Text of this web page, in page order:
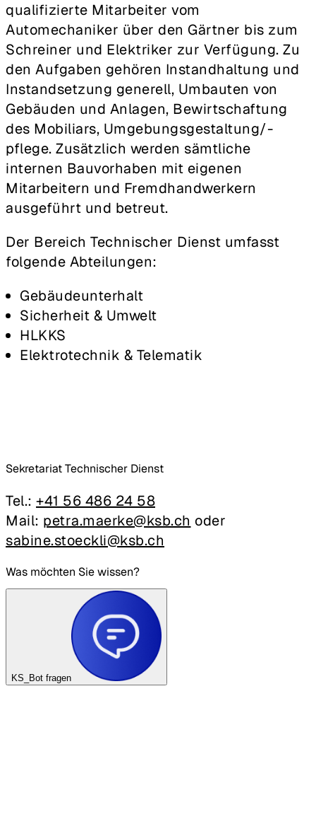
qualifizierte Mitarbeiter vom
Automechaniker über den Gärtner bis zum
Schreiner und Elektriker zur Verfügung. Zu
den Aufgaben gehören Instandhaltung und
Instandsetzung generell, Umbauten von
Gebäuden und Anlagen, Bewirtschaftung
des Mobiliars, Umgebungsgestaltung/-
pflege. Zusätzlich werden sämtliche
internen Bauvorhaben mit eigenen
Mitarbeitern und Fremdhandwerkern
ausgeführt und betreut.
Der Bereich Technischer Dienst umfasst
folgende Abteilungen:
Gebäudeunterhalt
Sicherheit & Umwelt
HLKKS
Elektrotechnik & Telematik
Sekretariat Technischer Dienst
Tel.: +41 56 486 24 58
Mail: petra.maerke@ksb.ch oder
sabine.stoeckli@ksb.ch
Was möchten Sie wissen?
KS_Bot fragen